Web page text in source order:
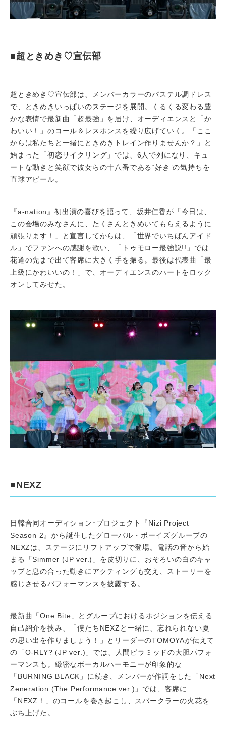
■超ときめき♡宣伝部
超ときめき♡宣伝部は、メンバーカラーのパステル調ドレス
で、ときめきいっぱいのステージを展開。くるくる変わる豊
かな表情で最新曲「超最強」を届け、オーディエンスと「か
わいい！」のコール＆レスポンスを繰り広げていく。「ここ
からは私たちと一緒にときめきトレイン作りませんか？」と
始まった「初恋サイクリング」では、6人で列になり、キュ
ートな動きと笑顔で彼女らの十八番である“好き”の気持ちを
直球アピール。
『a-nation』初出演の喜びを語って、坂井仁香が「今日は、
この会場のみなさんに、たくさんときめいてもらえるように
頑張ります！」と宣言してからは、「世界でいちばんアイド
ル」でファンへの感謝を歌い、「トゥモロー最強説!!」では
花道の先まで出て客席に大きく手を振る。最後は代表曲「最
上級にかわいいの！」で、オーディエンスのハートをロック
オンしてみせた。
■NEXZ
日韓合同オーディション･プロジェクト『Nizi Project
Season 2』から誕生したグローバル・ボーイズグループの
NEXZは、ステージにリフトアップで登場。電話の音から始
まる「Simmer (JP ver.)」を皮切りに、おそろいの白のキャ
ップと息の合った動きにアクティングも交え、ストーリーを
感じさせるパフォーマンスを披露する。
最新曲「One Bite」とグループにおけるポジションを伝える
自己紹介を挟み、「僕たちNEXZと一緒に、忘れられない夏
の思い出を作りましょう！」とリーダーのTOMOYAが伝えて
の「O-RLY? (JP ver.)」では、人間ピラミッドの大胆パフォ
ーマンスも。緻密なボーカルハーモニーが印象的な
「BURNING BLACK」に続き、メンバーが作詞をした「Next
Zeneration (The Performance ver.)」では、客席に
「NEXZ！」のコールを巻き起こし、スパークラーの火花を
ぶち上げた。